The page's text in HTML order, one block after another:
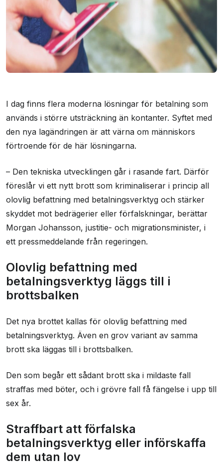
I dag finns flera moderna lösningar för betalning som
används i större utsträckning än kontanter. Syftet med
den nya lagändringen är att värna om människors
förtroende för de här lösningarna.
– Den tekniska utvecklingen går i rasande fart. Därför
föreslår vi ett nytt brott som kriminaliserar i princip all
olovlig befattning med betalningsverktyg och stärker
skyddet mot bedrägerier eller förfalskningar, berättar
Morgan Johansson, justitie- och migrationsminister, i
ett pressmeddelande från regeringen.
Olovlig befattning med
betalningsverktyg läggs till i
brottsbalken
Det nya brottet kallas för olovlig befattning med
betalningsverktyg. Även en grov variant av samma
brott ska läggas till i brottsbalken.
Den som begår ett sådant brott ska i mildaste fall
straffas med böter, och i grövre fall få fängelse i upp till
sex år.
Straffbart att förfalska
betalningsverktyg eller införskaffa
dem utan lov